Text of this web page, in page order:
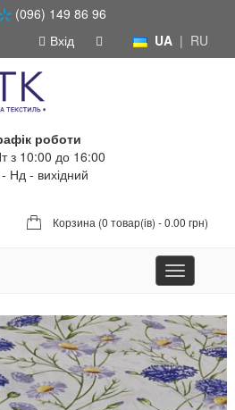
(096) 149 86 96
UA | RU
Вхід
роботи
з 10:00 до 16:00
Нд - вихідний
Корзина (0 товар(ів) - 0.00 грн)
Toggle
navigation